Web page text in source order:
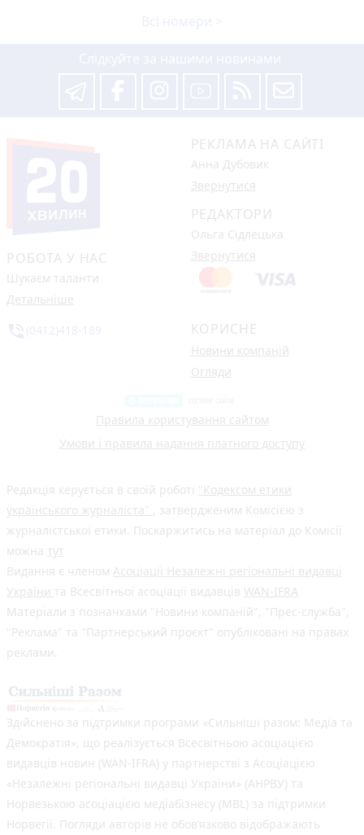
РОБОТА У НАС
Шукаєм таланти
Детальніше
РЕКЛАМА НА САЙТІ
Анна Дубовик
Звернутися
РЕДАКТОРИ
Ольга Сідлецька
Звернутися
КОРИСНЕ
Новини компаній
Огляди
Правила користування сайтом
Умови і правила надання платного доступу
Редакція керується в своїй роботі "Кодексом етики
українського журналіста" , затвердженим Комісією з
журналістської етики. Поскаржитись на матеріал до Комісії
можна тут
Видання є членом Асоціації Незалежні регіональні видавці
України та Всесвітньої асоціації видавців WAN-IFRA
Матеріали з позначками "Новини компаній", "Прес-служба",
"Реклама" та "Партнерський проєкт" опубліковані на правах
реклами.
Здійснено за підтримки програми «Сильніші разом: Медіа та
Демократія», що реалізується Всесвітньою асоціацією
видавців новин (WAN-IFRA) у партнерстві з Асоціацією
«Незалежні регіональні видавці України» (АНРВУ) та
Норвезькою асоціацією медіабізнесу (MBL) за підтримки
Норвегії. Погляди авторів не обов’язково відображають